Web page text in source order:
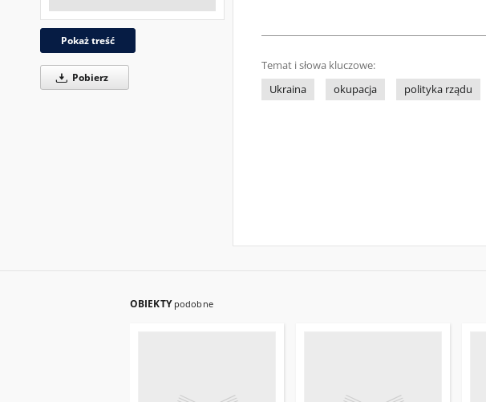
Pokaż treść
Pobierz
Temat i słowa kluczowe:
Ukraina
okupacja polityka rządu
OBIEKTY podobne